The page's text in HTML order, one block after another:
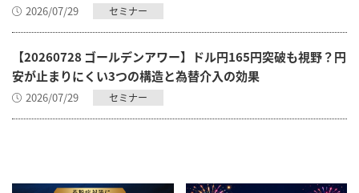
2026/07/29 セミナー
【20260728 ゴールデンアワー】ドル円165円突破も視野？円
安が止まりにくい3つの構造と為替介入の効果
2026/07/29 セミナー